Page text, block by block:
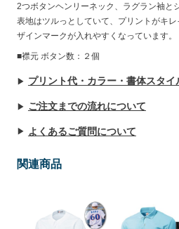
2つボタンヘンリーネック、ラグラン袖と
表地はツルっとしていて、プリントがキ
ザインマークが入れやすくなっています。
■襟元 ボタン数：２個
プリント代・カラー・書体スタイ
ご注文までの流れについて
よくあるご質問について
関連商品